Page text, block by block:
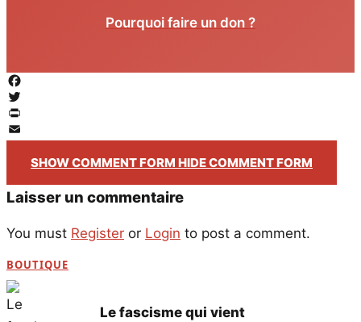
Pourquoi faire un don ?
Facebook
Twitter
PrintFriendly
Email
SHOW COMMENT FORM HIDE COMMENT FORM
Laisser un commentaire
You must Register or Login to post a comment.
BOUTIQUE
Le fascisme qui vient